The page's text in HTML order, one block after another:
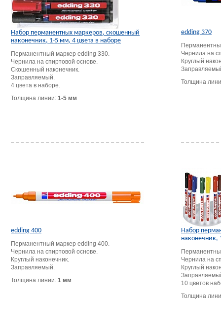
Набор перманентных маркеров, скошенный
наконечник, 1-5 мм, 4 цвета в наборе
Перманентный маркер edding 330.
Чернила на спиртовой основе.
Скошенный наконечник.
Заправляемый.
4 цвета в наборе.
Толщина линии: 1-5 мм
edding 370
Чернила на
Круглый
Толщина
edding 400
Перманентный маркер edding 400.
Чернила на спиртовой основе.
Круглый наконечник.
Заправляемый.
Толщина линии: 1 мм
Набор
наконечник,
Чернила на
Круглый
10 цветов
Толщина